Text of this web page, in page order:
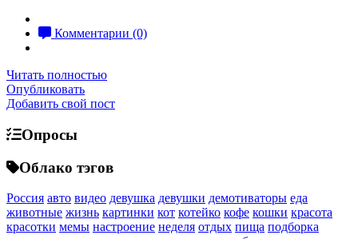
Комментарии (0)
Читать полностью
Опубликовать
Добавить свой пост
Опросы
Облако тэгов
Россия авто видео девушка девушки демотиваторы еда
животные жизнь картинки кот котейко кофе кошки красота
красотки мемы настроение неделя отдых пища подборка